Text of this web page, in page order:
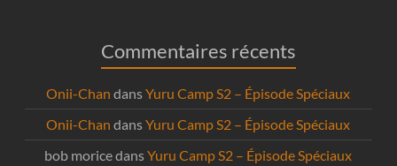
Commentaires récents
Onii-Chan dansYuru Camp S2 – Épisode Spéciaux
Onii-Chan dansYuru Camp S2 – Épisode Spéciaux
bob moricedansYuru Camp S2 – Épisode Spéciaux